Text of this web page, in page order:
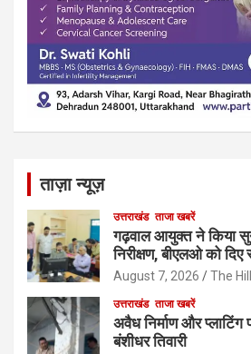
ताज़ा न्यूज़
उत्तराखंड ताजा खबरें
गढ़वाल आयुक्त ने किया
निरीक्षण, बीएलओ को दिए
August 7, 2026 The
उत्तराखंड ताजा खबरें
अवैध निर्माण और प्लाटिंग
बंशीधर तिवारी